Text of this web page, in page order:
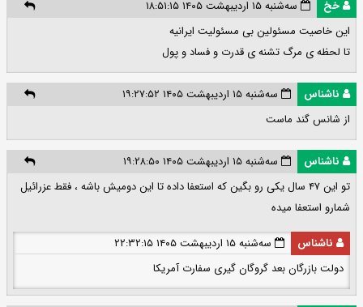
خخ
سه‌شنبه ۱۵ اردیبهشت ۱۴۰۵ ۱۸:۵۱:۱۵
این خاصیت مسئولین بی مسئولیت ایرانیه
تا لحظه ی مرگ تشنه ی قدرت و فساد و پول
ناشناس
سه‌شنبه ۱۵ اردیبهشت ۱۴۰۵ ۱۹:۲۷:۵۲
از شانس گند ماست
ناشناس
سه‌شنبه ۱۵ اردیبهشت ۱۴۰۵ ۱۹:۲۸:۵۰
تو این ۴۷ سال یکی رو بگین که استعفا داده تا این دومیش باشه ، فقط عزرائیل
شمارو استعفا میده
ناشناس
سه‌شنبه ۱۵ اردیبهشت ۱۴۰۵ ۲۲:۳۲:۱۵
دولت بازرگان بعد گروگان گیری سفارت آمریکا